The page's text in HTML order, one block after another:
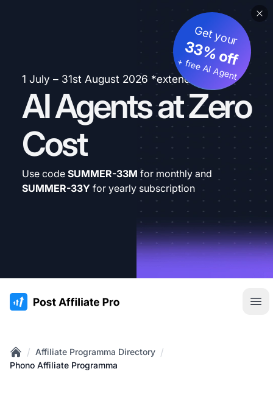
1 July – 31st August 2026 *extended
AI Agents at Zero
Cost
Get your
33% off
+ free AI Agent
Use code SUMMER-33M for monthly and
SUMMER-33Y for yearly subscription
:site.title
Home
/ Affiliate Programma Directory /
Phono Affiliate Programma